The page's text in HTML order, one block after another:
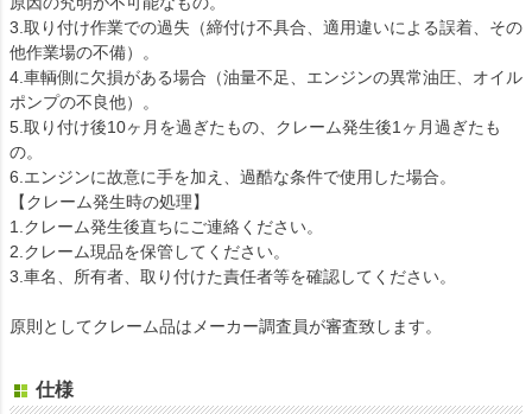
3.取り付け作業での過失（締付け不具合、適用違いによる誤着、その
他作業場の不備）。
4.車輌側に欠損がある場合（油量不足、エンジンの異常油圧、オイル
ポンプの不良他）。
5.取り付け後10ヶ月を過ぎたもの、クレーム発生後1ヶ月過ぎたも
の。
6.エンジンに故意に手を加え、過酷な条件で使用した場合。
【クレーム発生時の処理】
1.クレーム発生後直ちにご連絡ください。
2.クレーム現品を保管してください。
3.車名、所有者、取り付けた責任者等を確認してください。
原則としてクレーム品はメーカー調査員が審査致します。
仕様